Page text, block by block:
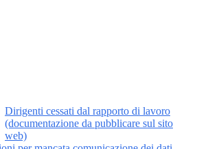
Dirigenti cessati dal rapporto di lavoro
(documentazione da pubblicare sul sito
web)